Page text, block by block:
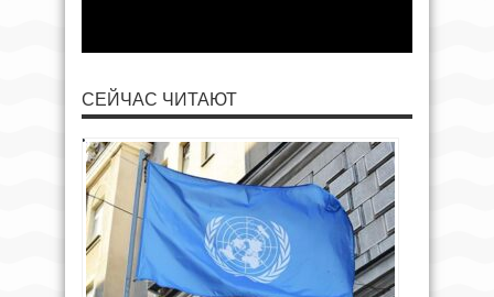
СЕЙЧАС ЧИТАЮТ